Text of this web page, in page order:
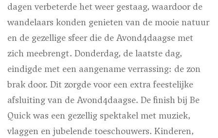
dagen verbeterde het weer gestaag, waardoor de
wandelaars konden genieten van de mooie natuur
en de gezellige sfeer die de Avond4daagse met
zich meebrengt. Donderdag, de laatste dag,
eindigde met een aangename verrassing: de zon
brak door. Dit zorgde voor een extra feestelijke
afsluiting van de Avond4daagse. De finish bij Be
Quick was een gezellig spektakel met muziek,
vlaggen en jubelende toeschouwers. Kinderen,